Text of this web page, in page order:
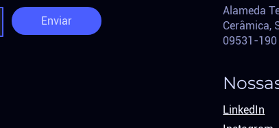
Enviar
Alameda
Cerâmica,
09531-190
LinkedIn